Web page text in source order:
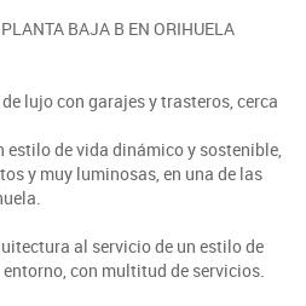
BAJA B EN ORIHUELA
lujo con garajes y trasteros, cerca
estilo de vida dinámico y sostenible,
y muy luminosas, en una de las
al servicio de un estilo de
con multitud de servicios.